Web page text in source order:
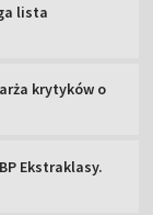
lista
krytyków o
Ekstraklasy.